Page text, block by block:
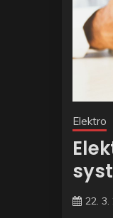
Elektro
22. 3.